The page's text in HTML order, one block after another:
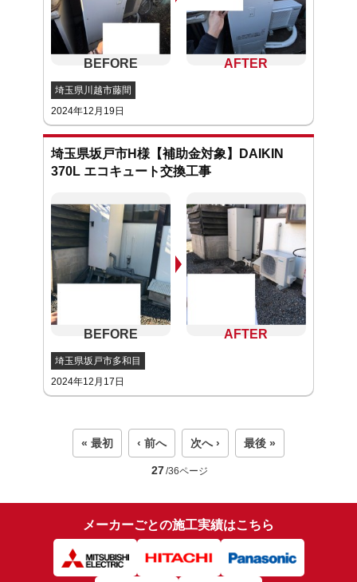
埼玉県川越市藤間
2024年12月19日
埼玉県坂戸市H様【補助金対象】DAIKIN
370L エコキュート交換工事
埼玉県坂戸市多和目
2024年12月17日
« 最初 ‹ 前へ 次へ › 最後 »
27/36ページ
メーカーごとの施工実績はこちら